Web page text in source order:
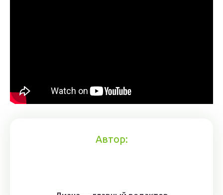
Автор: